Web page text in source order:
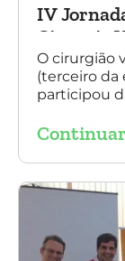
IV
Cirurgia
O cirurgião
(terceiro da
participou
29 de
SBACV
de Cirurgia